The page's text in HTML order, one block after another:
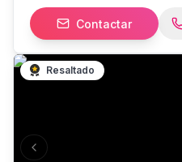
renovado Tecnología de
entrega inmediata en
Recibimos tu auto como
para más información
Contactar
Previous slide
Resaltado